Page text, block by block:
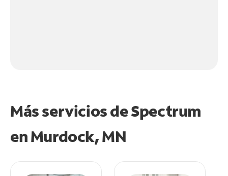
Más servicios de Spectrum
enMurdock, MN